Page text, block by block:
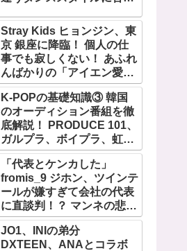
に努力を重ねる姿に称賛の
声続々
Stray Kids ヒョンジン、東
京 銀座に降臨！ 個人の仕
事でも寂しくない！ あふれ
んばかりの「アイエン愛」
が伝わる愛用品にほっこり
K-POPの基礎知識③ 韓国
のオーディション番組を徹
底解説！ PRODUCE 101、
ガルプラ、ボイプラ、虹プ
ロ・・ NiziUやKep1er、
ZEROBASEONEら人気グ
ループが続々と誕生！ JO1
やINI、ME:Iを生んだ日プま
で一挙紹介
「代表とケンカした」
fromis_9 ジホン、ツインテ
ールが嫌すぎて会社の代表
に直談判！？ マンネの悲し
い運命・・？ 衝撃のエピソ
ードに爆笑
JO1、INIの弟分
DXTEEN、ANAとコラボ